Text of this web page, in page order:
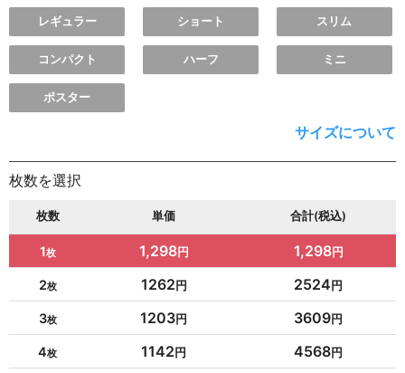
レギュラー ショート スリム
コンパクト ハーフ ミニ
ポスター
サイズについて
枚数を選択
枚数 単価 合計(税込)
1 1,298 1,298
2 1262 2524
3 1203 3609
4 1142 4568